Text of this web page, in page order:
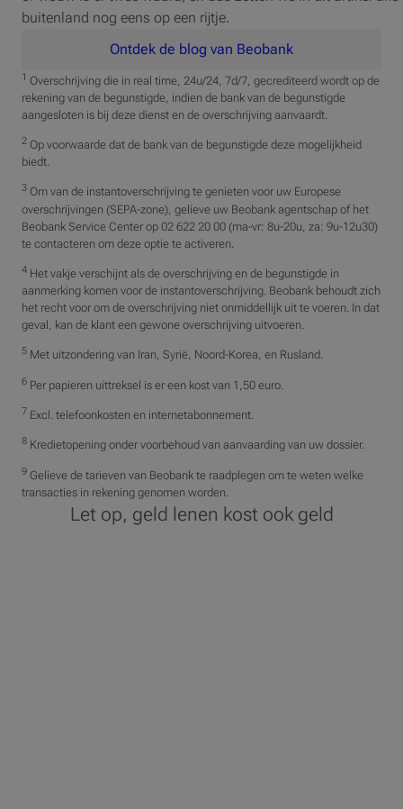
buitenland nog eens op een rijtje.
Ontdek de blog van Beobank
1 Overschrijving die in real time, 24u/24, 7d/7, gecrediteerd wordt op de
rekening van de begunstigde, indien de bank van de begunstigde
aangesloten is bij deze dienst en de overschrijving aanvaardt.
2 Op voorwaarde dat de bank van de begunstigde deze mogelijkheid
biedt.
3 Om van de instantoverschrijving te genieten voor uw Europese
overschrijvingen (SEPA-zone), gelieve uw Beobank agentschap of het
Beobank Service Center op 02 622 20 00 (ma-vr: 8u-20u, za: 9u-12u30)
te contacteren om deze optie te activeren.
4 Het vakje verschijnt als de overschrijving en de begunstigde in
aanmerking komen voor de instantoverschrijving. Beobank behoudt zich
het recht voor om de overschrijving niet onmiddellijk uit te voeren. In dat
geval, kan de klant een gewone overschrijving uitvoeren.
5 Met uitzondering van Iran, Syrië, Noord-Korea, en Rusland.
6 Per papieren uittreksel is er een kost van 1,50 euro.
7 Excl. telefoonkosten en internetabonnement.
8 Kredietopening onder voorbehoud van aanvaarding van uw dossier.
9 Gelieve de tarieven van Beobank te raadplegen om te weten welke
transacties in rekening genomen worden.
Let op, geld lenen kost ook geld